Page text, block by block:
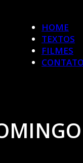
HOME
TEXTOS
FILMES
CONTATO